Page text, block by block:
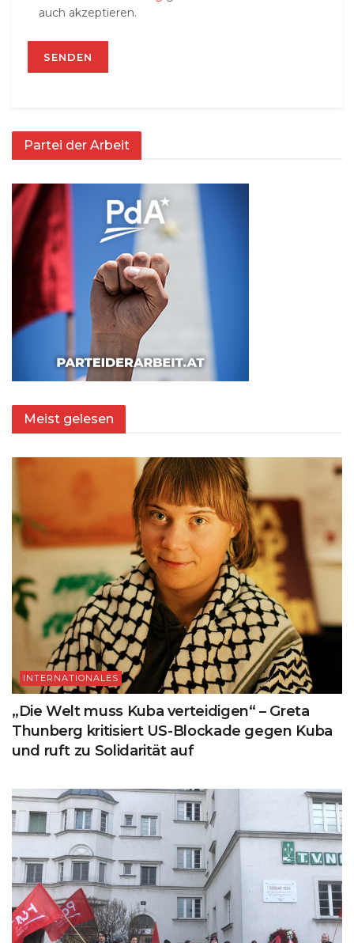
auch akzeptieren.
Partei der Arbeit
Meist gelesen
INTERNATIONALES
„Die Welt muss Kuba verteidigen“ – Greta
Thunberg kritisiert US-Blockade gegen Kuba
und ruft zu Solidarität auf